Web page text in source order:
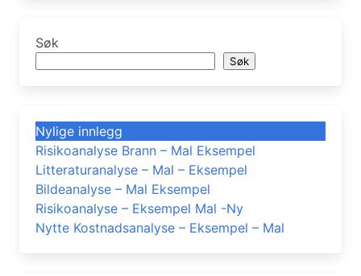
Søk
Søk
Nylige innlegg
Risikoanalyse Brann – Mal Eksempel
Litteraturanalyse – Mal – Eksempel
Bildeanalyse – Mal Eksempel
Risikoanalyse – Eksempel Mal -Ny
Nytte Kostnadsanalyse – Eksempel – Mal